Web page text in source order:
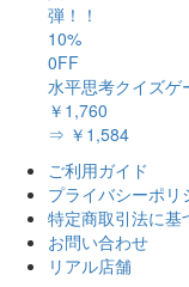
弾！！
10%
0FF
水平思考クイズゲ
￥1,760
⇒ ￥1,584
ご利用ガイド
プライバシーポリ
特定商取引法に基
お問い合わせ
リアル店舗